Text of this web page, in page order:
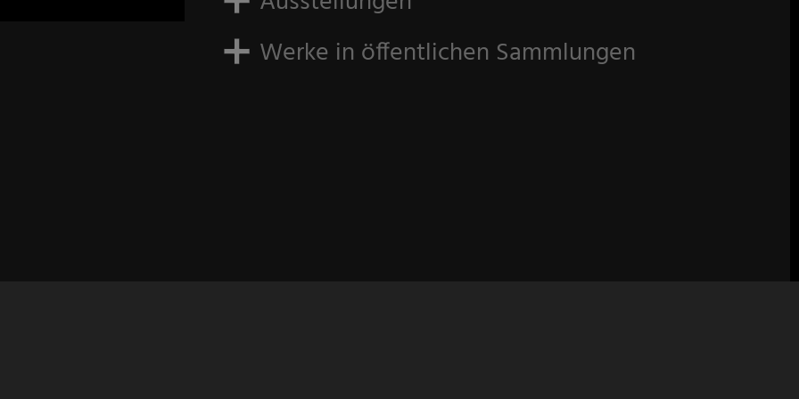
Werke in öffentlichen Sammlungen